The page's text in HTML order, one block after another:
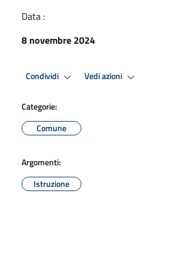
Data :
8 novembre 2024
Condividi Vedi azioni
Categorie:
Comune
Argomenti:
Istruzione